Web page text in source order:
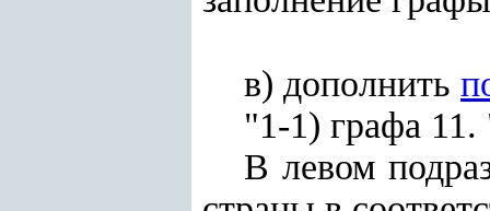
в) дополнить
"1-1) графа
В левом